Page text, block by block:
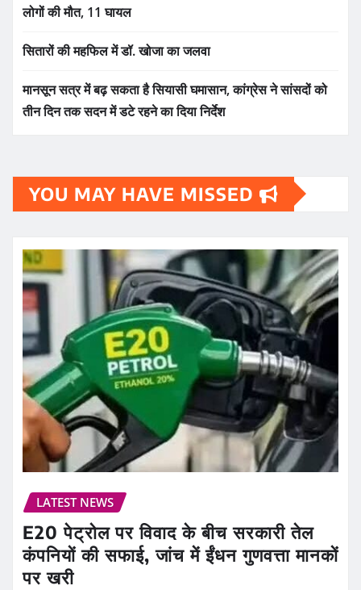
लोगों की मौत, 11 घायल
सितारों की महफिल में डॉ. खोजा का जलवा
मानसून सत्र में बढ़ सकता है सियासी घमासान, कांग्रेस ने सांसदों को
तीन दिन तक सदन में डटे रहने का दिया निर्देश
YOU MAY HAVE MISSED
LATEST NEWS
E20 पेट्रोल पर विवाद के बीच सरकारी तेल
कंपनियों की सफाई, जांच में ईंधन गुणवत्ता मानकों
पर खरी